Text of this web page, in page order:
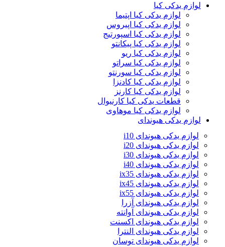
لوازم یدکی کیا
لوازم یدکی کیا اپتیما
لوازم یدکی کیا اپیروس
لوازم یدکی کیا اسپورتیج
لوازم یدکی کیا پیکانتو
لوازم یدکی کیا ریو
لوازم یدکی کیا سراتو
لوازم یدکی کیا سورنتو
لوازم یدکی کیا کادنزا
لوازم یدکی کیا کارنز
قطعات یدکی کیا کارنیوال
لوازم یدکی کیا موهاوی
لوازم یدکی هیوندای
لوازم یدکی هیوندای i10
لوازم یدکی هیوندای i20
لوازم یدکی هیوندای i30
لوازم یدکی هیوندای i40
لوازم یدکی هیوندای ix35
لوازم یدکی هیوندای ix45
لوازم یدکی هیوندای ix55
لوازم یدکی هیوندای آزرا
لوازم یدکی هیوندای آوانته
لوازم یدکی هیوندای اکسنت
لوازم یدکی هیوندای النترا
لوازم یدکی هیوندای توسان